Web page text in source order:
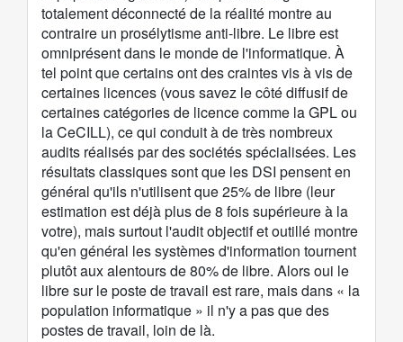
totalement déconnecté de la réalité montre au
contraire un prosélytisme anti-libre. Le libre est
omniprésent dans le monde de l'informatique. À
tel point que certains ont des craintes vis à vis de
certaines licences (vous savez le côté diffusif de
certaines catégories de licence comme la GPL ou
la CeCILL), ce qui conduit à de très nombreux
audits réalisés par des sociétés spécialisées. Les
résultats classiques sont que les DSI pensent en
général qu'ils n'utilisent que 25% de libre (leur
estimation est déjà plus de 8 fois supérieure à la
votre), mais surtout l'audit objectif et outillé montre
qu'en général les systèmes d'information tournent
plutôt aux alentours de 80% de libre. Alors oui le
libre sur le poste de travail est rare, mais dans « la
population informatique » il n'y a pas que des
postes de travail, loin de là.